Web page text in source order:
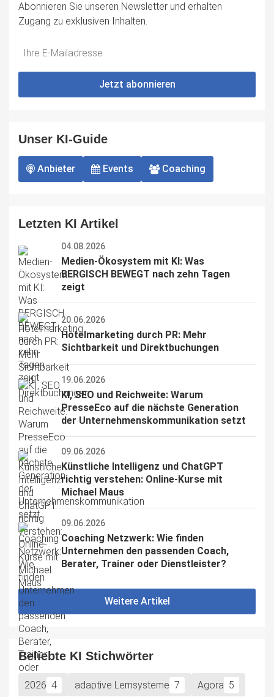
Abonnieren Sie unseren Newsletter und erhalten
Zugang zu exklusiven Inhalten.
Do
*Ihre
Jetzt abonnieren
Unser KI-Guide
Anbieter Events Coaching
Letzten KI Artikel
04.08.2026
Medien-Ökosystem mit KI: Was
BERGISCH BEWEGT nach zehn Tagen
zeigt
20.06.2026
Hotelmarketing durch PR: Mehr
Sichtbarkeit und Direktbuchungen
19.06.2026
KI, SEO und Reichweite: Warum
PresseEco auf die nächste Generation
der Unternehmenskommunikation setzt
09.06.2026
Künstliche Intelligenz und ChatGPT
richtig verstehen: Online-Kurse mit
Michael Maus
09.06.2026
Coaching Netzwerk: Wie finden
Unternehmen den passenden Coach,
Berater, Trainer oder Dienstleister?
Weitere Artikel
Beliebte KI Stichwörter
2026 4 adaptive Lernsysteme 7 Agora 5